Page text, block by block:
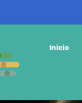
Inicio